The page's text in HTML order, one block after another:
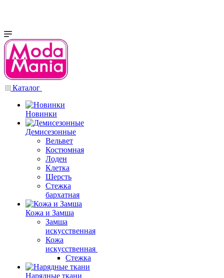
Каталог
Новинки
Демисезонные
Вельвет
Костюмная
Лоден
Клетка
Шерсть
Стежка
бархатная
Кожа и Замша
Замша
искусственная
Кожа
искусственная
Стежка
Нарядные ткани